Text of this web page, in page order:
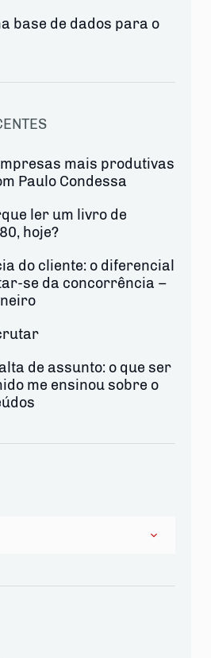
base de dados para o
mais produtivas
Paulo Condessa
ler um livro de
hoje?
do cliente: o diferencial
se da concorrência –
de assunto: o que ser
me ensinou sobre o